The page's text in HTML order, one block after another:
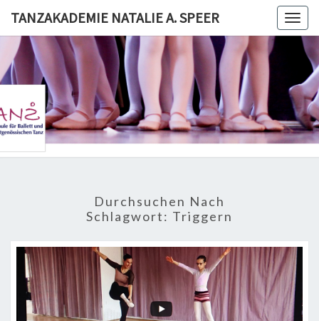
content
TANZAKADEMIE NATALIE A. SPEER
Durchsuchen Nach
Schlagwort: Triggern